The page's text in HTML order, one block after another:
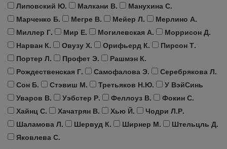
Липовский Ю.
Малкани В.
Манухина С.
Марченко Б.
Мегре В. Мейер Л.
Мерлино А.
Миллер Г.
Мир Е. Могилевская А.
Моррисон Д.
Нарван К.
Овузу Х. Орифьерд К.
Пирсон Т.
Портер Л.
Профет Э.
Рашмэн К.
Рождественская Г.
Самофалова Э.
Серебрякова Л.
Сон Б.
Стэвиш М. Третьяков Н.Ю.
У ВэйСинь
Уваров В.
Уэбстер Р. Феллоуз В.
Фокин С.
Хайнц С.
Хачатрян В. Хью Й.
Чодри Л.Р.
Шаламова Л.
Шервуд К. Ширнер М.
Штельцль Д.
Яковлева С.